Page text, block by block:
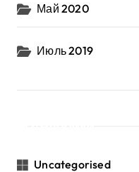
Май 2020
Июль 2019
Uncategorised